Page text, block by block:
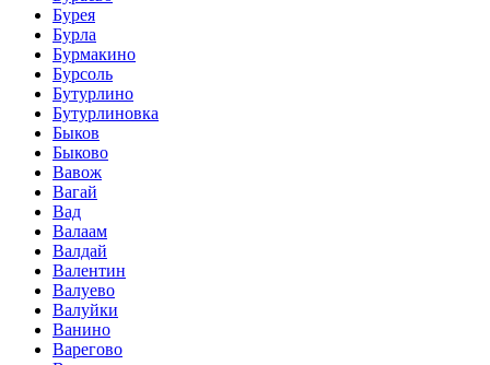
Бурея
Бурла
Бурмакино
Бурсоль
Бутурлино
Бутурлиновка
Быков
Быково
Вавож
Вагай
Вад
Валаам
Валдай
Валентин
Валуево
Валуйки
Ванино
Варегово